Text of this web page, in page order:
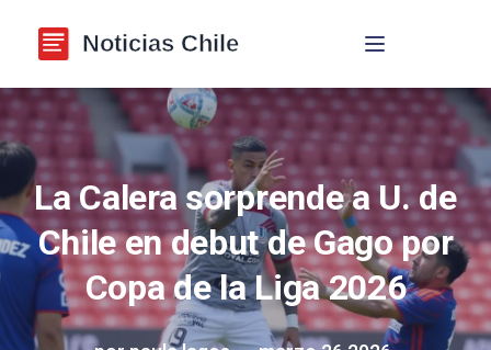
Navegación de
La Calera sorprende a U. de
Chile en debut de Gago por
Copa de la Liga 2026